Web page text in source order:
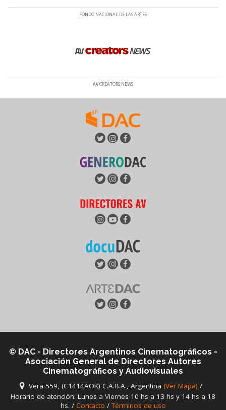
FONDO NACIONAL DE LAS ARTES
AV CREATORS NEWS
© DAC - Directores Argentinos Cinematográficos -
Asociación General de Directores Autores
Cinematográficos y Audiovisuales
Vera 559, (C1414AOK) C.A.B.A., Argentina (Ver Mapa) /
Horario de atención: Lunes a Viernes 10 hs a 13 hs y 14 hs a 18
hs. / Contacto /Términos de uso